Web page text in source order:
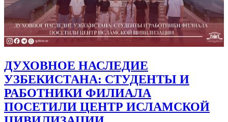
ДУХОВНОЕ НАСЛЕДИЕ
УЗБЕКИСТАНА: СТУДЕНТЫ И
РАБОТНИКИ ФИЛИАЛА
ПОСЕТИЛИ ЦЕНТР ИСЛАМСКОЙ